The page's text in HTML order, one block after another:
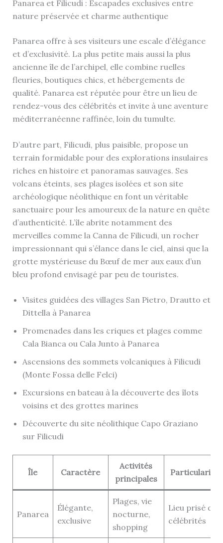
Panarea et Filicudi : Escapades exclusives entre
nature préservée et charme authentique
Panarea offre à ses visiteurs une escale d’élégance
et d’exclusivité. La plus petite mais aussi la plus
ancienne île de l’archipel, elle combine ruelles
fleuries, boutiques chics, et hébergements de
qualité. Panarea est réputée pour être un lieu de
rendez-vous des célébrités et invite à une aventure
méditerranéenne raffinée, loin du tumulte.
D’autre part, Filicudi, plus paisible, propose un
terrain formidable pour des explorations insulaires
riches en histoire et panoramas sauvages. Ses
volcans éteints, ses plages isolées et son site
archéologique néolithique en font un véritable
sanctuaire pour les amoureux de la nature en quête
d’authenticité. L’île abrite notamment des
merveilles comme la Canna de Filicudi, un rocher
impressionnant qui s’élance dans le ciel, ainsi que la
grotte mystérieuse du Bœuf de mer aux eaux d’un
bleu profond envisagé par peu de touristes.
Visites guidées des villages San Pietro, Drautto et
Dittella à Panarea
Promenades dans les criques et plages comme
Cala Bianca ou Cala Junto à Panarea
Ascensions des sommets volcaniques à Filicudi
(Monte Fossa delle Felci)
Excursions en bateau à la découverte des îlots
voisins et des grottes marines
Découverte du site néolithique Capo Graziano
sur Filicudi
Île Caractère
Activités
principales
Particularités
Panarea
Élégante,
exclusive
Plages, vie
nocturne,
shopping
Lieu prisé des
célébrités